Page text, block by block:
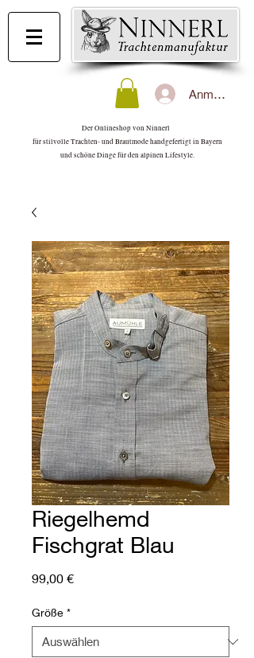
Anmelden
Der Onlineshop von Ninnerl
für stilvolle Trachten- und Brautmode handgefertigt in Bayern
und schöne Dinge für den alpinen Lifestyle.
Riegelhemd
Fischgrat Blau
99,00 €Preis
Größe *